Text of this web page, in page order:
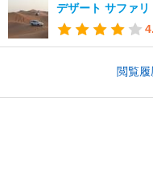
デザート サファリ
閲覧